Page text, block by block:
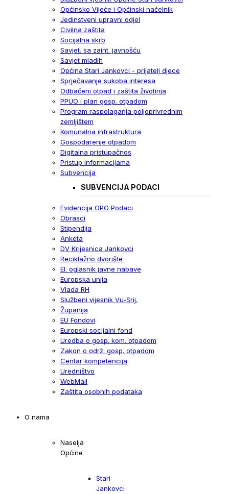
Općinsko Vijeće i Općinski načelnik
Jedinstveni upravni odjel
Civilna zaštita
Socijalna skrb
Savjet. sa zaint. javnošću
Savjet mladih
Općina Stari Jankovci - prijatelj djece
Sprječavanje sukoba interesa
Odbačeni otpad i zaštita životinja
PPUO i plan gosp. otpadom
Program raspolaganja poljoprivrednim
zemljištem
Komunalna infrastruktura
Gospodarenje otpadom
Digitalna pristupačnos
Pristup informacijama
Subvencija
SUBVENCIJA PODACI
Evidencija OPG Podaci
Obrasci
Stipendija
Anketa
DV Krijesnica Jankovci
Reciklažno dvorište
El. oglasnik javne nabave
Europska unija
Vlada RH
Službeni vijesnik Vu-Srij.
Županija
EU Fondovi
Europski socijalni fond
Uredba o gosp. kom. otpadom
Zakon o održ. gosp. otpadom
Centar kompetencija
Uredništvo
WebMail
Zaštita osobnih podataka
O nama
Naselja
Općine
Stari
Jankovci